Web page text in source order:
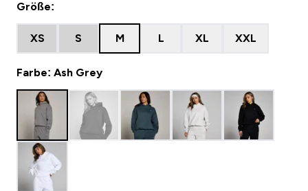
Größe:
XS S M L XL XXL
Farbe: Ash Grey